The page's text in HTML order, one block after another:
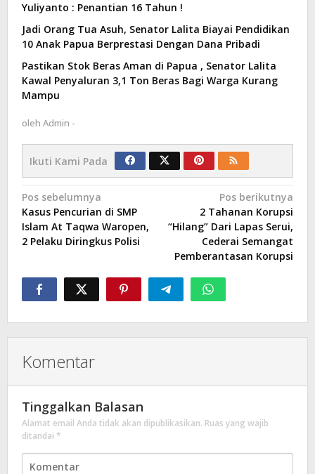
Yuliyanto : Penantian 16 Tahun !
Jadi Orang Tua Asuh, Senator Lalita Biayai Pendidikan
10 Anak Papua Berprestasi Dengan Dana Pribadi
Pastikan Stok Beras Aman di Papua , Senator Lalita
Kawal Penyaluran 3,1 Ton Beras Bagi Warga Kurang
Mampu
oleh Admin -
Ikuti Kami Pada
Navigasi
pos
Pos sebelumnya
Kasus Pencurian di SMP
Islam At Taqwa Waropen,
2 Pelaku Diringkus Polisi
Pos berikutnya
2 Tahanan Korupsi
“Hilang” Dari Lapas Serui,
Cederai Semangat
Pemberantasan Korupsi
Komentar
Tinggalkan Balasan
Alamat email Anda tidak akan dipublikasikan. Ruas yang wajib
ditandai *